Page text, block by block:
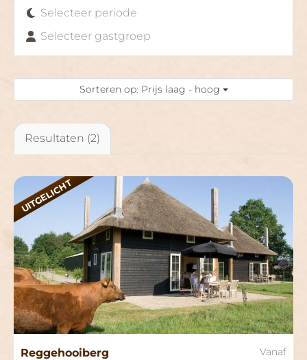
Selecteer periode
Selecteer gastgroep
Sorteren op: Prijs laag - hoog
Resultaten (2)
UITGELICHT
Vanaf
Reggehooiberg